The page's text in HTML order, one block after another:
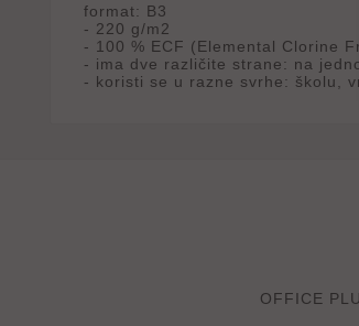
format: B3
- 220 g/m2
- 100 % ECF (Elemental Clorine
- ima dve različite strane: na
- koristi se u razne svrhe: školu,
OFFICE